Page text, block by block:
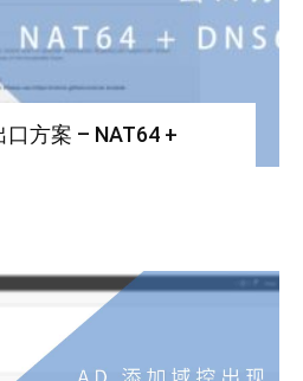
口方案 – NAT64 +